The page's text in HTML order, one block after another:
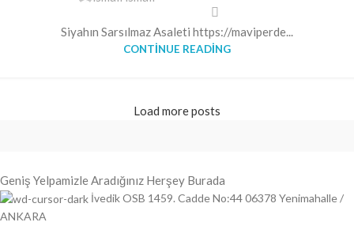
Siyahın Sarsılmaz Asaleti https://maviperde...
CONTINUE READING
Load more posts
Geniş Yelpamizle Aradığınız Herşey Burada
İvedik OSB 1459. Cadde No:44 06378 Yenimahalle /
ANKARA